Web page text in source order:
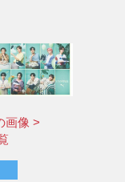
画像 >